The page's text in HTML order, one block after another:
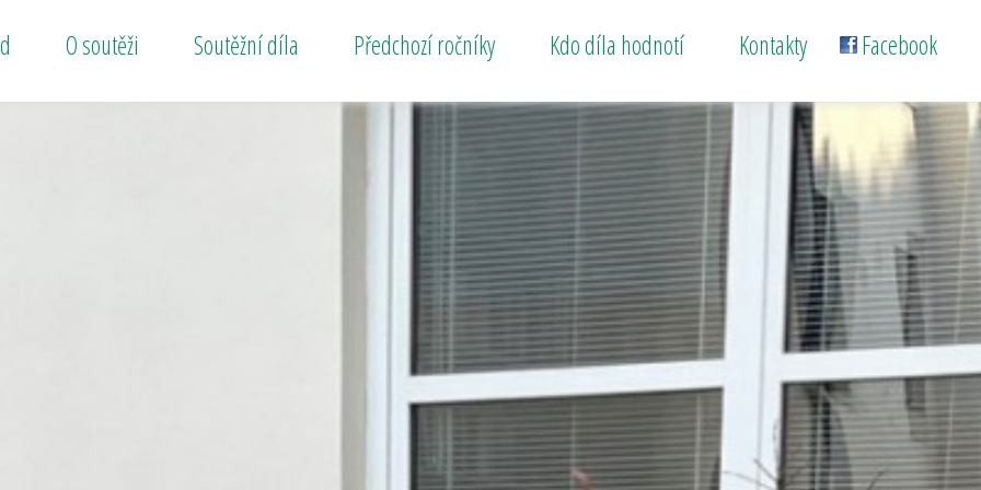
O soutěži Soutěžní díla Předchozí ročníky Kdo díla hodnotí Kontakty Facebook